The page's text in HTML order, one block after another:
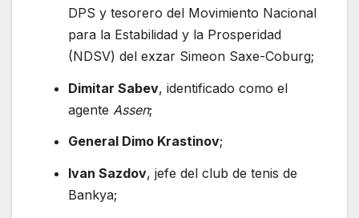
DPS y tesorero del Movimiento Nacional
para la Estabilidad y la Prosperidad
(NDSV) del exzar Simeon Saxe-Coburg;
Dimitar Sabev, identificado como el
agente Assen;
General Dimo Krastinov;
Ivan Sazdov, jefe del club de tenis de
Bankya;